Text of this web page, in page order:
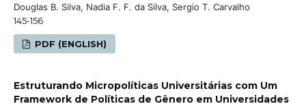
Douglas B. Silva, Nadia F. F. da Silva, Sergio T. Carvalho
145-156
PDF (ENGLISH)
Estruturando Micropolíticas Universitárias com Um
Framework de Políticas de Gênero em Universidades